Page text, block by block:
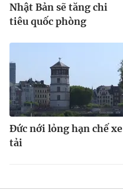
Nhật Bản sẽ tăng chi
tiêu quốc phòng
Đức nới lỏng hạn chế xe
tải